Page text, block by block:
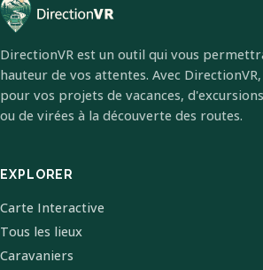
DirectionVR est un outil qui vous
hauteur de vos attentes. Avec
pour vos projets de vacances,
ou de virées à la découverte des routes.
EXPLORER
Carte Interactive
Tous les lieux
Caravaniers